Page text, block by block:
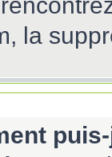
la